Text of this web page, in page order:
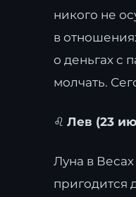
никого не
в
о деньгах с
молчать.
♌ Лев (23
Луна в
пригодится